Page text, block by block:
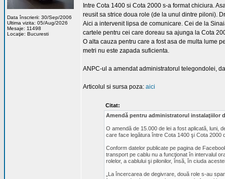
Data înscrierii: 30/Sep/2006
Ultima vizita: 05/Aug/2026
Mesaje: 11498
Locaţie: Bucuresti
Intre Cota 1400 si Cota 2000 s-a format chiciura.
reusit sa strice doua role (de la unul dintre piloni).
Aici a intervenit lipsa de comunicare. Cei de la
cartele pentru cei care doreau sa ajunga la Cota
O alta cauza pentru care a fost asa de multa lume
metri nu este zapada suficienta.
ANPC-ul a amendat administratorul telegondolei,
Articolul si sursa poza: aici
Citat:
Amendă pentru administratorul instalaţiilor
O amendă de 15.000 de lei a fost aplicată, luni,
care face legătura între Cota 1400 şi Cota 2000
Conform datelor publicate pe pagina de
transport pe cablu nu a funcţionat în intervalul
rolelor, a cablului şi pilonilor, însă, în ciuda
„La încercarea de degivrare, două role s-au